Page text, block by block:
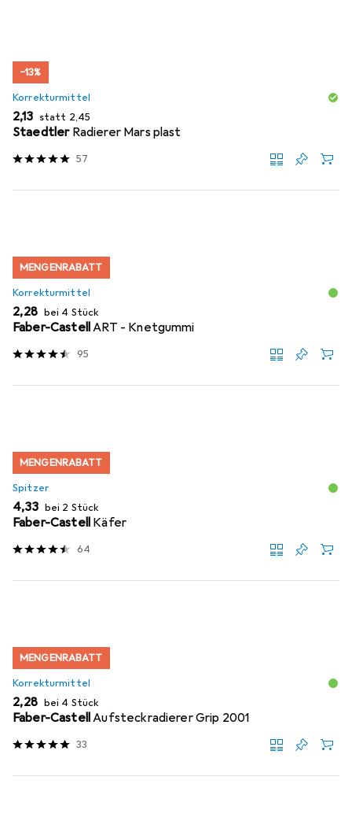
−13%
Korrekturmittel
EUR
2,13 statt EUR
2,45
Staedtler Radierer Mars plast
57
MENGENRABATT
Korrekturmittel
EUR
2,28 bei 4 Stück
Faber-CastellART - Knetgummi
95
MENGENRABATT
Spitzer
EUR
4,33 bei 2 Stück
Faber-Castell Käfer
64
MENGENRABATT
Korrekturmittel
EUR
2,28 bei 4 Stück
Faber-CastellAufsteckradierer Grip 2001
33